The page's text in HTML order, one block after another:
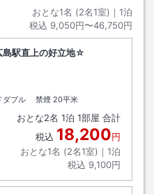
おとな1名 (2名1室)｜ 1泊
税込 9,050円〜46,750円
島駅直上の好立地☆
ダブル 禁煙 20平米
おとな2名 1泊 1部屋 合計
税込 18,200円
おとな1名 (2名1室)｜ 1泊
税込 9,100円